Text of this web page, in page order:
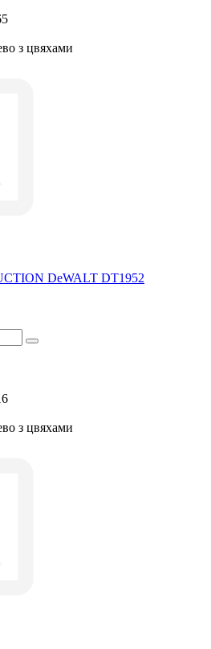
з цвяхами
DeWALT DT1952
з цвяхами